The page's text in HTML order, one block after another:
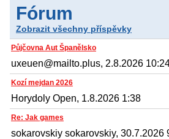
Fórum
Zobrazit všechny příspěvky
Půjčovna Aut Španělsko
uxeuen@mailto.plus, 2.8.2026
Kozí mejdan 2026
Horydoly Open, 1.8.2026 1:38
Re: Jak games
sokarovskiy sokarovskiy, 30.7.2026